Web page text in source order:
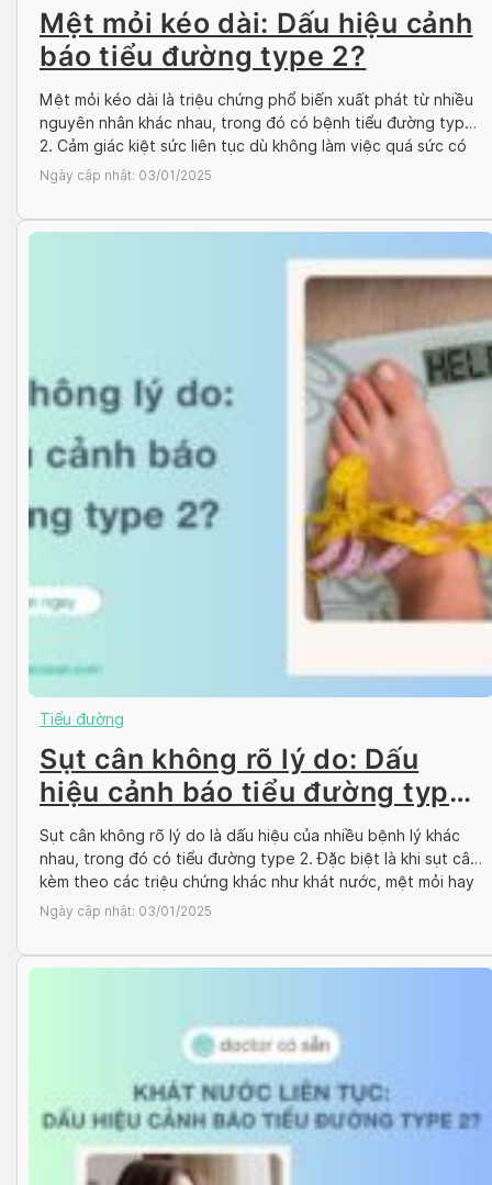
Mệt mỏi kéo dài: Dấu hiệu cảnh
báo tiểu đường type 2?
Mệt mỏi kéo dài là triệu chứng phổ biến xuất phát từ nhiều
nguyên nhân khác nhau, trong đó có bệnh tiểu đường type
2. Cảm giác kiệt sức liên tục dù không làm việc quá sức có
thể là dấu hiệu cảnh báo cơ thể bạn đang gặp vấn đề. Cùng
Ngày cập nhật: 03/01/2025
Tiểu đường
Sụt cân không rõ lý do: Dấu
hiệu cảnh báo tiểu đường type
2?
Sụt cân không rõ lý do là dấu hiệu của nhiều bệnh lý khác
nhau, trong đó có tiểu đường type 2. Đặc biệt là khi sụt cân
kèm theo các triệu chứng khác như khát nước, mệt mỏi hay
đi tiểu nhiều. Cùng Docosan tìm hiểu thêm về mối liên hệ
Ngày cập nhật: 03/01/2025